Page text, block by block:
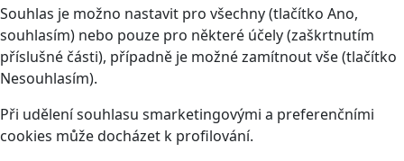
Souhlas je možno nastavit pro všechny (tlačítko Ano,
souhlasím) nebo pouze pro některé účely (zaškrtnutím
příslušné části), případně je možné zamítnout vše (tlačítko
Nesouhlasím).
Při udělení souhlasu smarketingovými a preferenčními
cookies může docházet k profilování.